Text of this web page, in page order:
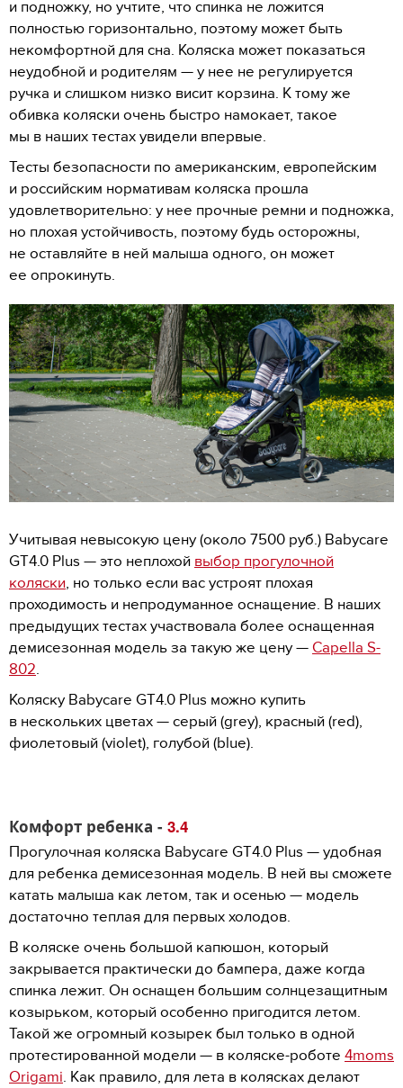
и подножку, но учтите, что спинка не ложится
полностью горизонтально, поэтому может быть
некомфортной для сна. Коляска может показаться
неудобной и родителям — у нее не регулируется
ручка и слишком низко висит корзина. К тому же
обивка коляски очень быстро намокает, такое
мы в наших тестах увидели впервые.
Тесты безопасности по американским, европейским
и российским нормативам коляска прошла
удовлетворительно: у нее прочные ремни и подножка,
но плохая устойчивость, поэтому будь осторожны,
не оставляйте в ней малыша одного, он может
ее опрокинуть.
Учитывая невысокую цену (около 7500 руб.) Babycare
GT4.0 Plus — это неплохой выбор прогулочной
коляски, но только если вас устроят плохая
проходимость и непродуманное оснащение. В наших
предыдущих тестах участвовала более оснащенная
демисезонная модель за такую же цену — Capella S-
802.
Коляску Babycare GT4.0 Plus можно купить
в нескольких цветах — серый (grey), красный (red),
фиолетовый (violet), голубой (blue).
Комфорт ребенка - 3.4
Прогулочная коляска Babycare GT4.0 Plus — удобная
для ребенка демисезонная модель. В ней вы сможете
катать малыша как летом, так и осенью — модель
достаточно теплая для первых холодов.
В коляске очень большой капюшон, который
закрывается практически до бампера, даже когда
спинка лежит. Он оснащен большим солнцезащитным
козырьком, который особенно пригодится летом.
Такой же огромный козырек был только в одной
протестированной модели — в коляске-роботе 4moms
Origami. Как правило, для лета в колясках делают